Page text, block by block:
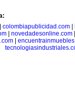
colombiapublicidad.com|
| novedadesonline.com
|